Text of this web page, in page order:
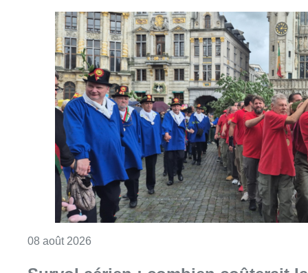
08 août 2026